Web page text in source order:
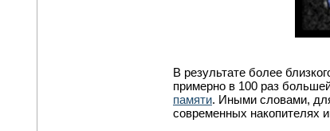
В результате более
примерно в 100 раз
памяти. Иными словами,
современных накопителях